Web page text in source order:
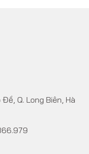
Q. Long Biên, Hà